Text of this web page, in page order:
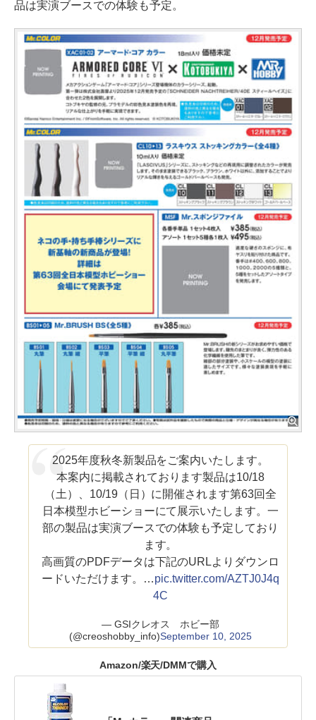
品は実演ブースでの体験も予定。
2025年度秋冬新製品をご案内いたします。
本案内に掲載されております製品は10/18
（土）、10/19（日）に開催されます第63回全
日本模型ホビーショーにて展示いたします。一
部の製品は実演ブースでの体験も予定しており
ます。
高画質のPDFデータは下記のURLよりダウンロ
ードいただけます。…pic.twitter.com/AZTJ0J4q
4C
— GSIクレオス ホビー部
(@creoshobby_info)September 10, 2025
Amazon/楽天/DMMで購入